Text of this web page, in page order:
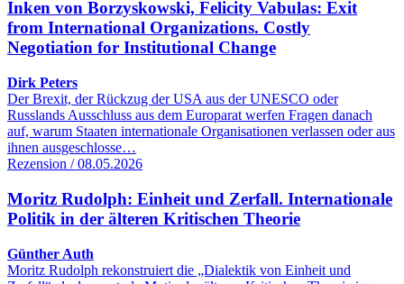
Inken von Borzyskowski, Felicity Vabulas: Exit
from International Organizations. Costly
Negotiation for Institutional Change
Dirk Peters
Der Brexit, der Rückzug der USA aus der UNESCO oder
Russlands Ausschluss aus dem Europarat werfen Fragen danach
auf, warum Staaten internationale Organisationen verlassen oder aus
ihnen ausgeschlosse…
Rezension / 08.05.2026
Moritz Rudolph: Einheit und Zerfall. Internationale
Politik in der älteren Kritischen Theorie
Günther Auth
Moritz Rudolph rekonstruiert die „Dialektik von Einheit und